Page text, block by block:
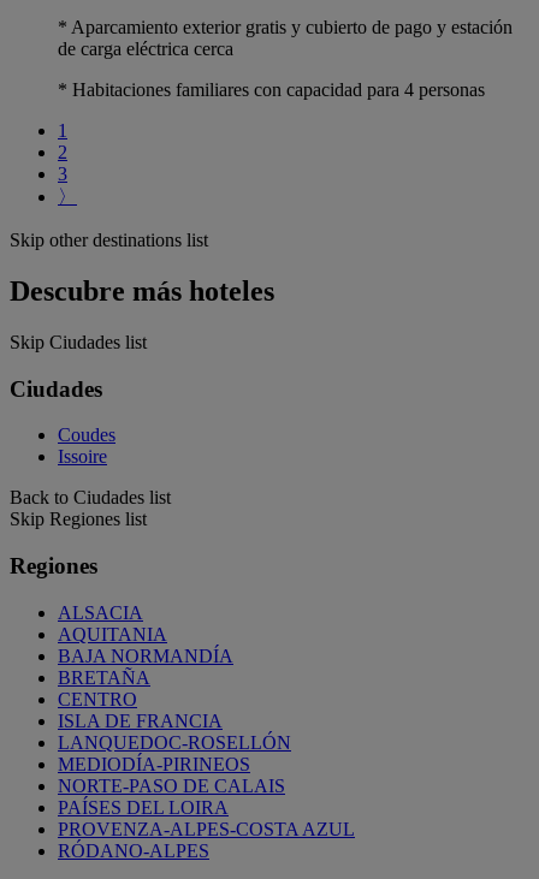
* Aparcamiento exterior gratis y cubierto de pago y estación
de carga eléctrica cerca
* Habitaciones familiares con capacidad para 4 personas
1
2
3
〉
Skip other destinations list
Descubre más hoteles
Skip Ciudades list
Ciudades
Coudes
Issoire
Back to Ciudades list
Skip Regiones list
Regiones
ALSACIA
AQUITANIA
BAJA NORMANDÍA
BRETAÑA
CENTRO
ISLA DE FRANCIA
LANQUEDOC-ROSELLÓN
MEDIODÍA-PIRINEOS
NORTE-PASO DE CALAIS
PAÍSES DEL LOIRA
PROVENZA-ALPES-COSTA AZUL
RÓDANO-ALPES